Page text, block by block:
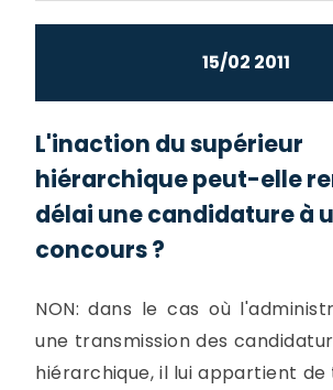
15/02 2011
L'inaction du supérieur
hiérarchique peut-elle
délai une candidature à
concours ?
NON: dans le cas où
une transmission des
hiérarchique, il lui appartient